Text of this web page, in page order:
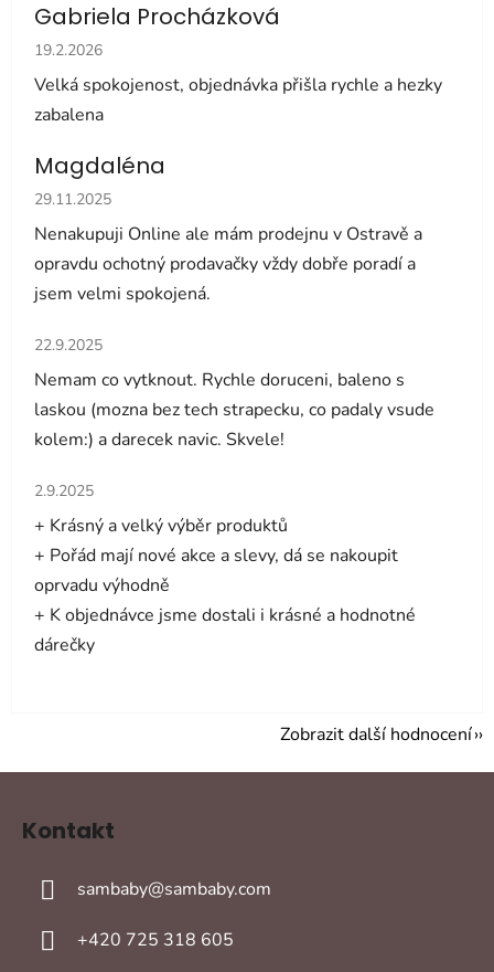
Gabriela Procházková
Hodnocení obchodu je 5 z 5 hvězdiček.
19.2.2026
Velká spokojenost, objednávka přišla rychle a hezky
zabalena
Magdaléna
Hodnocení obchodu je 5 z 5 hvězdiček.
29.11.2025
Nenakupuji Online ale mám prodejnu v Ostravě a
opravdu ochotný prodavačky vždy dobře poradí a
jsem velmi spokojená.
Hodnocení obchodu je 5 z 5 hvězdiček.
22.9.2025
Nemam co vytknout. Rychle doruceni, baleno s
laskou (mozna bez tech strapecku, co padaly vsude
kolem:) a darecek navic. Skvele!
Hodnocení obchodu je 5 z 5 hvězdiček.
2.9.2025
+ Krásný a velký výběr produktů
+ Pořád mají nové akce a slevy, dá se nakoupit
oprvadu výhodně
+ K objednávce jsme dostali i krásné a hodnotné
dárečky
Zobrazit další hodnocení
Kontakt
sambaby@sambaby.com
+420 725 318 605